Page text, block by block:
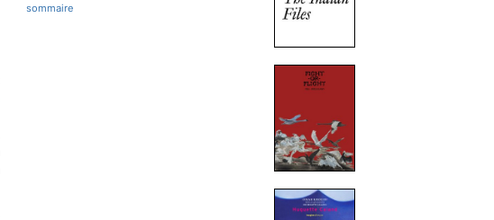
sommaire